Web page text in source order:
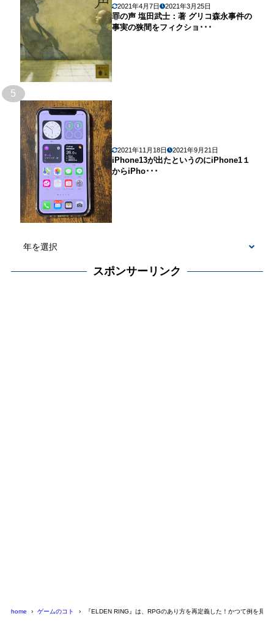
2021年4月7日 2021年3月25日
罪の声 塩田武士：著 グリコ森永事件の
事実の狭間をフィクショ･･･
5
2021年11月18日 2021年9月21日
iPhone13が出たというのにiPhone1１
からiPho･･･
スポンサーリンク
home ゲームのコト 『ELDEN RING』は、RPGのあり方を再定義した！かつて例を見